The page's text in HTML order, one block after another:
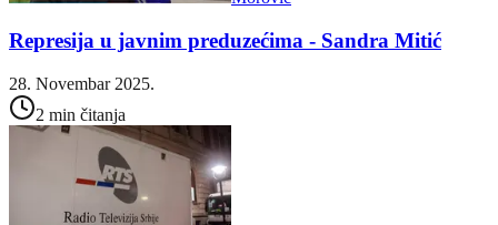
Represija u javnim preduzećima - Sandra Mitić
28. Novembar 2025.
2 min čitanja